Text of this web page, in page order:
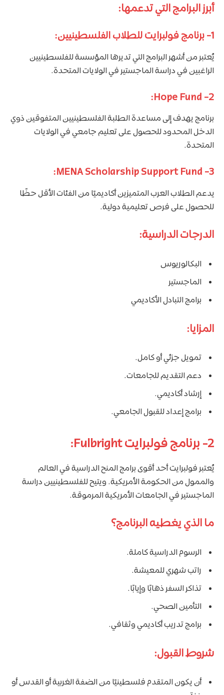
أبرز البرامج التي تدعمها:
1- برنامج فولبرايت للطلاب الفلسطينيين:
يُعتبر من أشهر البرامج التي تديرها المؤسسة للفلسطينيين
الراغبين في دراسة الماجستير في الولايات المتحدة.
2- Hope Fund:
برنامج يهدف إلى مساعدة الطلبة الفلسطينيين المتفوقين ذوي
الدخل المحدود للحصول على تعليم جامعي في الولايات
المتحدة.
3- MENA Scholarship Support Fund:
يدعم الطلاب العرب المتميزين أكاديميًا من الفئات الأقل حظًا
للحصول على فرص تعليمية دولية.
الدرجات الدراسية:
البكالوريوس
الماجستير
برامج التبادل الأكاديمي
المزايا:
تمويل جزئي أو كامل.
دعم التقديم للجامعات.
إرشاد أكاديمي.
برامج إعداد للقبول الجامعي.
2- برنامج فولبرايت Fulbright:
يُعتبر فولبرايت أحد أقوى برامج المنح الدراسية في العالم
والممول من الحكومة الأمريكية. ويتيح للفلسطينيين دراسة
الماجستير في الجامعات الأمريكية المرموقة.
ما الذي يغطيه البرنامج؟
الرسوم الدراسية كاملة.
راتب شهري للمعيشة.
تذاكر السفر ذهابًا وإيابًا.
التأمين الصحي.
برامج تدريب أكاديمي وثقافي.
شروط القبول:
أن يكون المتقدم فلسطينيًا من الضفة الغربية أو القدس أو